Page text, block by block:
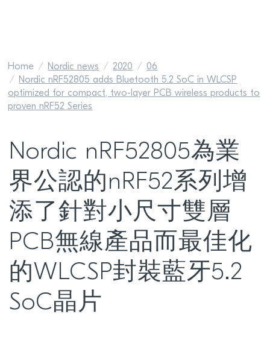
Home Nordic news 2020
06
Nordic nRF52805 adds Bluetooth 5.2 SoC in WLCSP
optimized for compact, two-layer PCB wireless products to
proven nRF52 Series
Nordic nRF52805為業
界公認的nRF52系列增
添了針對小尺寸雙層
PCB無線產品而最佳化
的WLCSP封裝藍牙5.2
SoC晶片